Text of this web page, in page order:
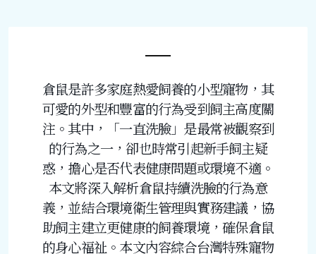
倉鼠是許多家庭熱愛飼養的小型寵物，其
可愛的外型和豐富的行為受到飼主高度關
注。其中，「一直洗臉」是最常被觀察到
的行為之一，卻也時常引起新手飼主疑
惑，擔心是否代表健康問題或環境不適。
本文將深入解析倉鼠持續洗臉的行為意
義，並結合環境衛生管理與實務建議，協
助飼主建立更健康的飼養環境，確保倉鼠
的身心福祉。本文內容綜合台灣特殊寵物